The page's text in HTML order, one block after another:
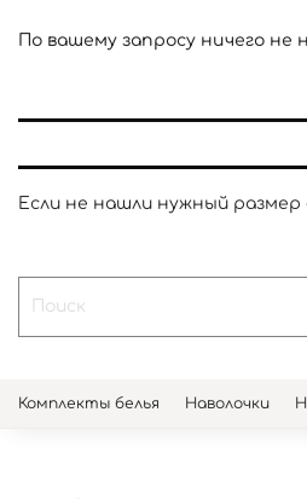
По вашему запросу ничего не
Если не нашли нужный размер
Комплекты белья Наволочки